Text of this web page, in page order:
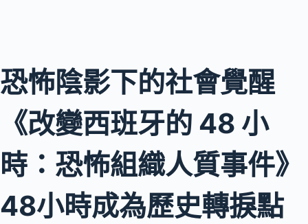
恐怖陰影下的社會覺醒
《改變西班牙的 48 小
時：恐怖組織人質事件》
48小時成為歷史轉捩點